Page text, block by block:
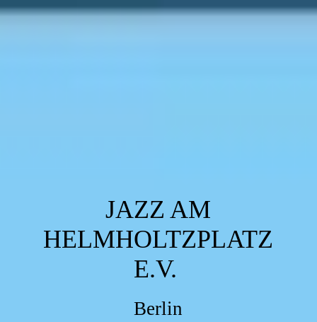
JAZZ AM
HELMHOLTZPLATZ
E.V.
Berlin